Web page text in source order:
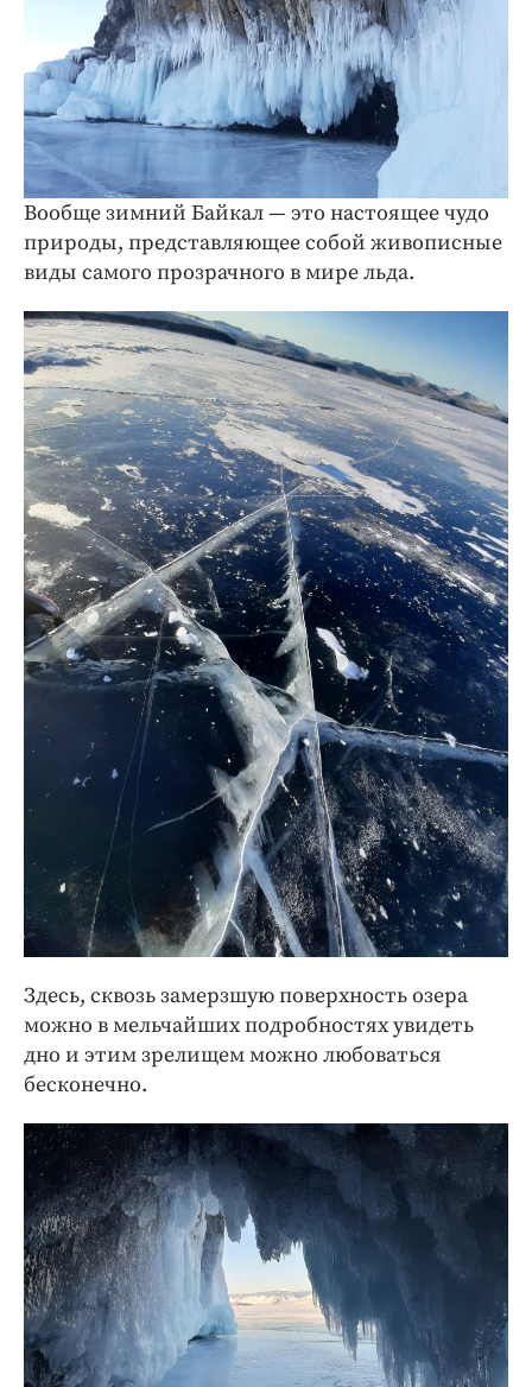
Вообще зимний Байкал — это настоящее чудо
природы, представляющее собой живописные
виды самого прозрачного в мире льда.
Здесь, сквозь замерзшую поверхность озера
можно в мельчайших подробностях увидеть
дно и этим зрелищем можно любоваться
бесконечно.